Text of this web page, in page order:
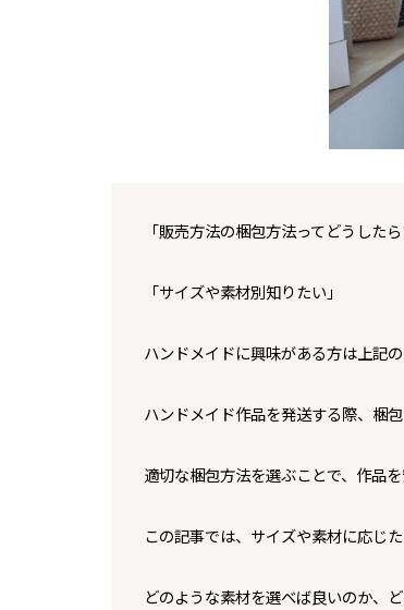
「販売方法の梱包方法ってどうしたら
「サイズや素材別知りたい」
ハンドメイドに興味がある方は上記
ハンドメイド作品を発送する際、梱
適切な梱包方法を選ぶことで、作品
この記事では、サイズや素材に応じ
どのような素材を選べば良いのか、